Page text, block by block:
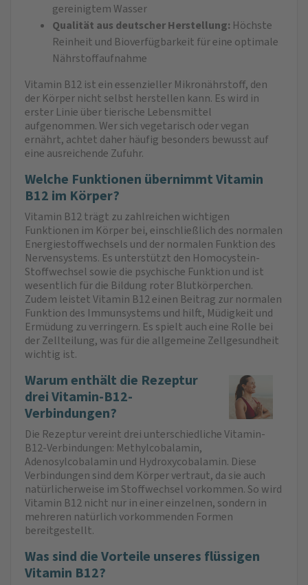
gereinigtem Wasser
Qualität aus deutscher Herstellung: Höchste
Reinheit und Bioverfügbarkeit für eine optimale
Nährstoffaufnahme
Vitamin B12 ist ein essenzieller Mikronährstoff, den
der Körper nicht selbst herstellen kann. Es wird in
erster Linie über tierische Lebensmittel
aufgenommen. Wer sich vegetarisch oder vegan
ernährt, achtet daher häufig besonders bewusst auf
eine ausreichende Zufuhr.
Welche Funktionen übernimmt Vitamin
B12 im Körper?
Vitamin B12 trägt zu zahlreichen wichtigen
Funktionen im Körper bei, einschließlich des normalen
Energiestoffwechsels und der normalen Funktion des
Nervensystems. Es unterstützt den Homocystein-
Stoffwechsel sowie die psychische Funktion und ist
wesentlich für die Bildung roter Blutkörperchen.
Zudem leistet Vitamin B12 einen Beitrag zur normalen
Funktion des Immunsystems und hilft, Müdigkeit und
Ermüdung zu verringern. Es spielt auch eine Rolle bei
der Zellteilung, was für die allgemeine Zellgesundheit
wichtig ist.
Warum enthält die Rezeptur
drei Vitamin-B12-
Verbindungen?
Die Rezeptur vereint drei unterschiedliche Vitamin-
B12-Verbindungen: Methylcobalamin,
Adenosylcobalamin und Hydroxycobalamin. Diese
Verbindungen sind dem Körper vertraut, da sie auch
natürlicherweise im Stoffwechsel vorkommen. So wird
Vitamin B12 nicht nur in einer einzelnen, sondern in
mehreren natürlich vorkommenden Formen
bereitgestellt.
Was sind die Vorteile unseres flüssigen
Vitamin B12?